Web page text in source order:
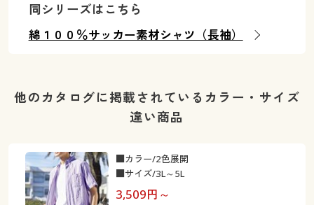
同シリーズはこちら
綿１００％サッカー素材シャツ（長袖）
他のカタログに掲載されているカラー・サイズ
違い商品
3,509円～
■カラー/2色展開
■サイズ/3L～5L